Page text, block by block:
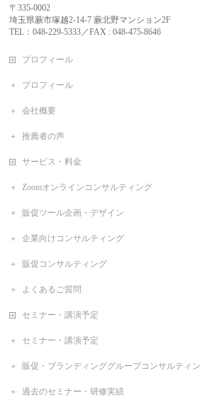
〒335-0002
埼玉県蕨市塚越2-14-7 蕨北野マンション2F
TEL：048-229-5333／FAX : 048-475-8646
プロフィール
プロフィール
会社概要
推薦者の声
サービス・料金
Zoomオンラインコンサルティング
販促ツール企画・デザイン
企業向けコンサルティング
販促コンサルティング
よくあるご質問
セミナー・講演予定
セミナー・講演予定
販促・ブランディンググループコンサルティ
過去のセミナー・研修実績